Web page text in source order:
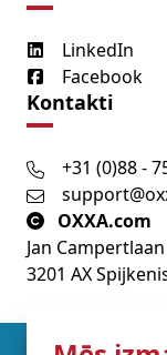
LinkedIn
Facebook
Kontakti
+31 (0)88 -
OXXA.com
Jan
3201 AX